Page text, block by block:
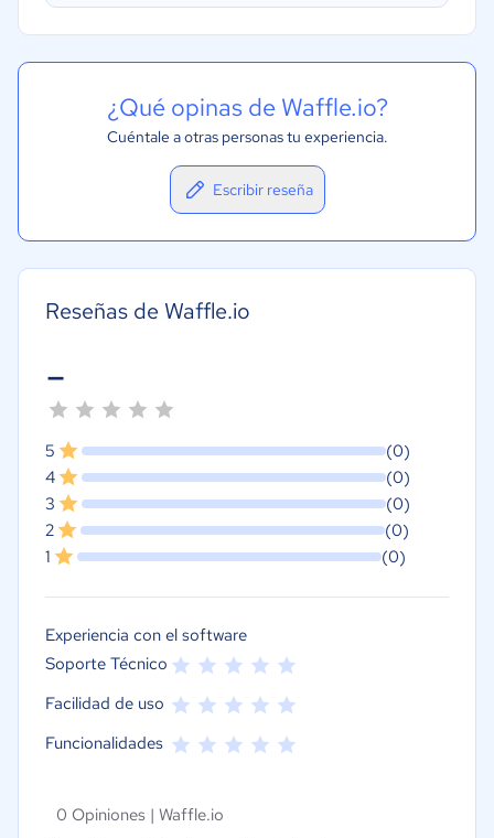
¿Qué opinas de Waffle.io?
Cuéntale a otras personas tu experiencia.
Escribir reseña
Reseñas de Waffle.io
-
5
(0)
4
(0)
3
(0)
2
(0)
1
(0)
Experiencia con el software
Soporte Técnico
Facilidad de uso
Funcionalidades
0 Opiniones | Waffle.io